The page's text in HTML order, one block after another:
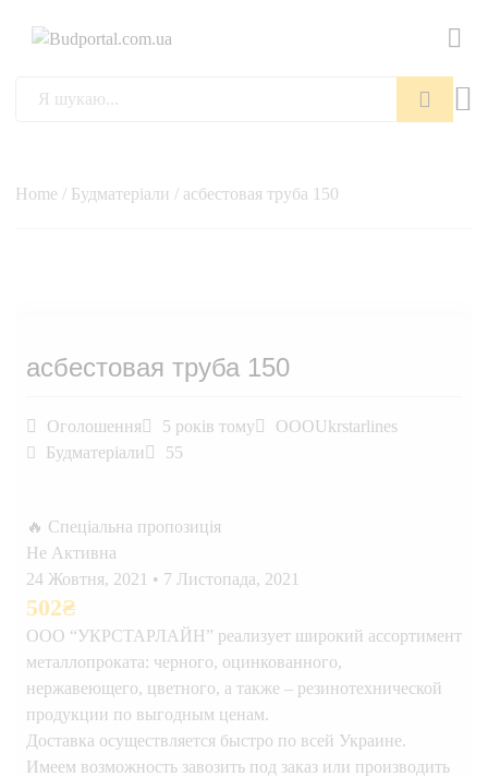
Home / Будматеріали / асбестовая труба 150
асбестовая труба 150
Оголошення 5 років тому
OOOUkrstarlines
Будматеріали
55
🔥 Спеціальна пропозиція
Не Активна
24 Жовтня, 2021 • 7 Листопада, 2021
502₴
ООО “УКРСТАРЛАЙН” реализует широкий ассортимент
металлопроката: черного, оцинкованного,
нержавеющего, цветного, а также – резинотехнической
продукции по выгодным ценам.
Доставка осуществляется быстро по всей Украине.
Имеем возможность завозить под заказ или производить